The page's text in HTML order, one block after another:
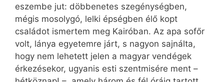
eszembe jut: döbbenetes szegénységben,
még­is mosolygó, lelki épségben élő kopt
családot ismertem meg Kairóban. Az apa sofőr
volt, lánya egyetemre járt, s nagyon sajnálta,
hogy nem lehetett jelen a magyar vendégek
érkezésekor, ugyanis esti szentmisére ment –